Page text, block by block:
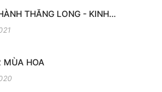
THĂNG LONG - KINH…
MÙA HOA